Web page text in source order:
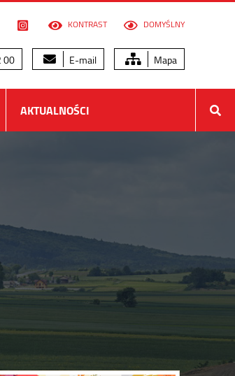
KONTRAST DOMYŚLNY
00 E-mail Mapa
AKTUALNOŚCI